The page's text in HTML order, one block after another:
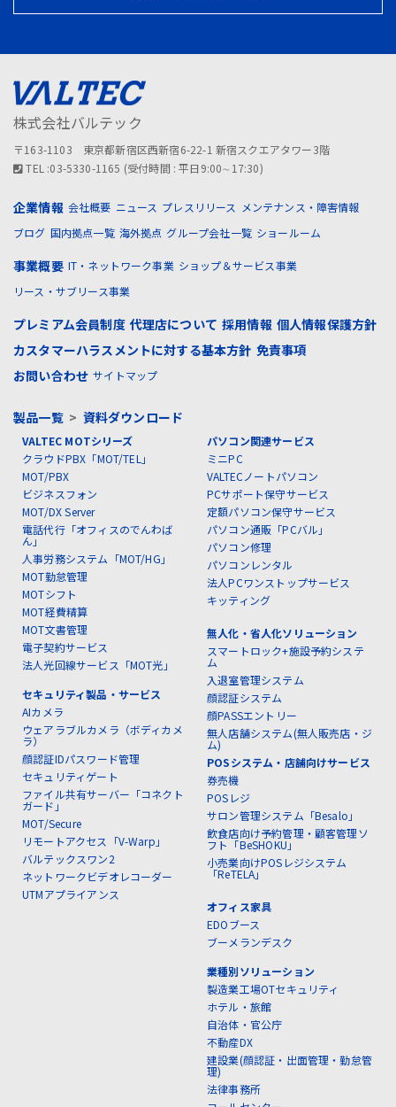
株式会社バルテック
〒163-1103 東京都新宿区西新宿6-22-1 新宿スクエアタワー3階
TEL :03-5330-1165 (受付時間 : 平日9:00∼17:30)
企業情報 会社概要 ニュース プレスリリース メンテナンス・障害情報
ブログ 国内拠点一覧 海外拠点 グループ会社一覧 ショールーム
事業概要 IT・ネットワーク事業 ショップ＆サービス事業
リース・サブリース事業
プレミアム会員制度 代理店について 採用情報 個人情報保護方針
カスタマーハラスメントに対する基本方針 免責事項
お問い合わせ サイトマップ
製品一覧> 資料ダウンロード
VALTEC MOTシリーズ
クラウドPBX「MOT/TEL」
MOT/PBX
ビジネスフォン
MOT/DX Server
電話代行「オフィスのでんわば
ん」
人事労務システム「MOT/HG」
MOT勤怠管理
MOTシフト
MOT経費精算
MOT文書管理
電子契約サービス
法人光回線サービス「MOT光」
セキュリティ製品・サービス
AIカメラ
ウェアラブルカメラ（ボディカメ
ラ）
顔認証IDパスワード管理
セキュリティゲート
ファイル共有サーバー「コネクト
ガード」
MOT/Secure
リモートアクセス「V-Warp」
バルテックスワン2
ネットワークビデオレコーダー
UTMアプライアンス
パソコン関連サービス
ミニPC
VALTECノートパソコン
PCサポート保守サービス
定額パソコン保守サービス
パソコン通販「PCバル」
パソコン修理
パソコンレンタル
法人PCワンストップサービス
キッティング
無人化・省人化ソリューション
スマートロック+施設予約システ
ム
入退室管理システム
顔認証システム
顔PASSエントリー
無人店舗システム(無人販売店・ジ
ム)
POSシステム・店舗向けサービス
券売機
POSレジ
サロン管理システム「Besalo」
飲食店向け予約管理・顧客管理ソ
フト「BeSHOKU」
小売業向けPOSレジシステム
「ReTELA」
オフィス家具
EDOブース
ブーメランデスク
業種別ソリューション
製造業工場OTセキュリティ
ホテル・旅館
自治体・官公庁
不動産DX
建設業(顔認証・出面管理・勤怠管
理)
法律事務所